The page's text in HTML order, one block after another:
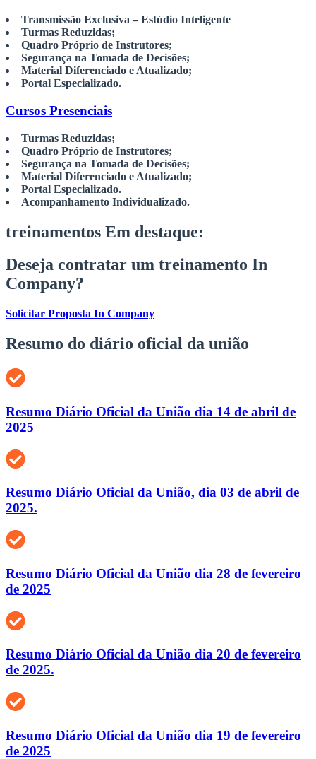
Transmissão Exclusiva – Estúdio Inteligente
Turmas Reduzidas;
Quadro Próprio de Instrutores;
Segurança na Tomada de Decisões;
Material Diferenciado e Atualizado;
Portal Especializado.
Cursos Presenciais
Turmas Reduzidas;
Quadro Próprio de Instrutores;
Segurança na Tomada de Decisões;
Material Diferenciado e Atualizado;
Portal Especializado.
Acompanhamento Individualizado.
treinamentos Em destaque:
Deseja contratar um treinamento In
Company?
Solicitar Proposta In Company
Resumo do diário oficial da união
Resumo Diário Oficial da União dia 14 de abril de
2025
Resumo Diário Oficial da União, dia 03 de abril de
2025.
Resumo Diário Oficial da União dia 28 de fevereiro
de 2025
Resumo Diário Oficial da União dia 20 de fevereiro
de 2025.
Resumo Diário Oficial da União dia 19 de fevereiro
de 2025